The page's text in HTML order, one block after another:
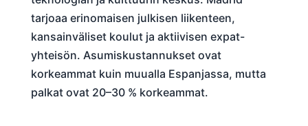
tarjoaa erinomaisen julkisen liikenteen,
kansainväliset koulut ja aktiivisen expat-
yhteisön. Asumiskustannukset ovat
korkeammat kuin muualla Espanjassa, mutta
palkat ovat 20–30 % korkeammat.